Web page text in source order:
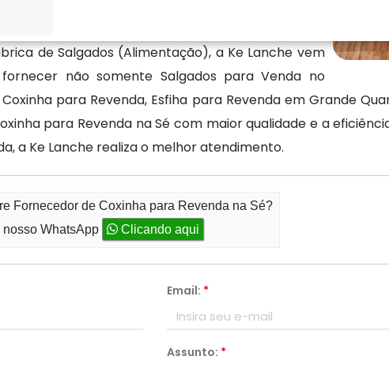
de Salgados (Alimentação), a Ke Lanche vem
não somente Salgados para Venda no
para Revenda, Esfiha para Revenda em Grande
para Revenda na Sé com maior qualidade e a
a Ke Lanche realiza o melhor atendimento.
Fornecedor de Coxinha para Revenda na Sé?
nosso WhatsApp Clicando aqui
Email: *
Assunto: *